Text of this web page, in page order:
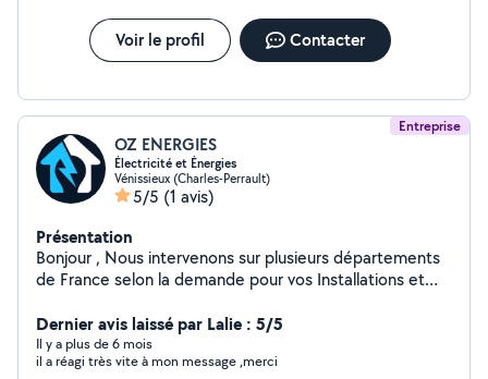
Voir le profil Contacter
Entreprise
OZ ENERGIES
Électricité et Énergies
Vénissieux (Charles-Perrault)
5/5 (1 avis)
Présentation
Bonjour , Nous intervenons sur plusieurs départements
de France selon la demande pour vos Installations et
Chauffage - Borne de charge pour véhicule électrique -
Panneaux solaires Photovoltaïques Mots clés : Énergies
renouvelables ;électricité générale ; dépannage
Dernier avis laissé par Lalie : 5/5
Il y a plus de 6 mois
il a réagi très vite à mon message ,merci